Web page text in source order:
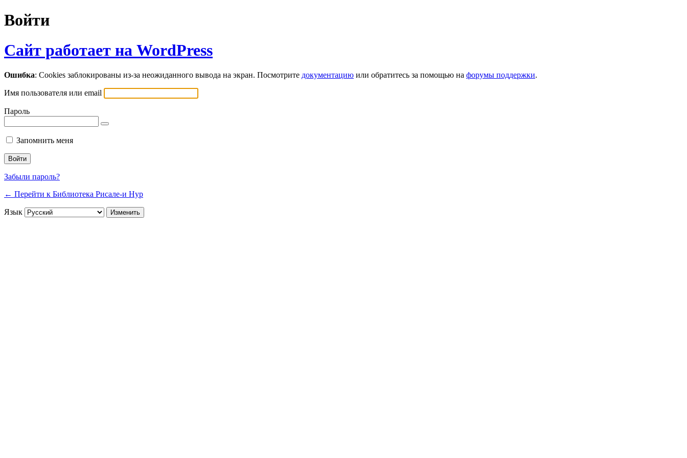
Войти
Сайт работает на WordPress
Ошибка: Cookies заблокированы из-за неожиданного вывода на экран. Посмотрите документацию или обратитесь за помощью на форумы поддержки.
Имя пользователя или email
Пароль
Запомнить меня
Забыли пароль?
← Перейти к Библиотека Рисале-и Нур
Язык